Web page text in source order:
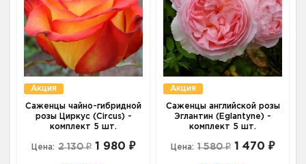
Акция
Саженцы чайно-гибридной
розы Циркус (Circus) -
комплект 5 шт.
Цена: 2 130 ₽ 1 980 ₽
Акция
Саженцы английской розы
Эглантин (Eglantyne) -
комплект 5 шт.
Цена: 1 580 ₽ 1 470 ₽